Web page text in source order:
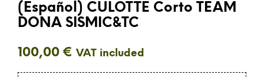
(Español) CULOTTE Corto TEAM
DONA SISMIC&TC
100,00 € VAT included